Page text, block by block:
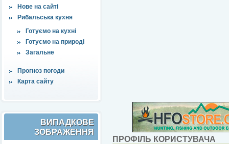
Нове на сайті
Рибальська кухня
Готуємо на кухні
Готуємо на природі
Загальне
Прогноз погоди
Карта сайту
ВИПАДКОВЕ
ЗОБРАЖЕННЯ
ПРОФІЛЬ КОРИСТУВАЧА